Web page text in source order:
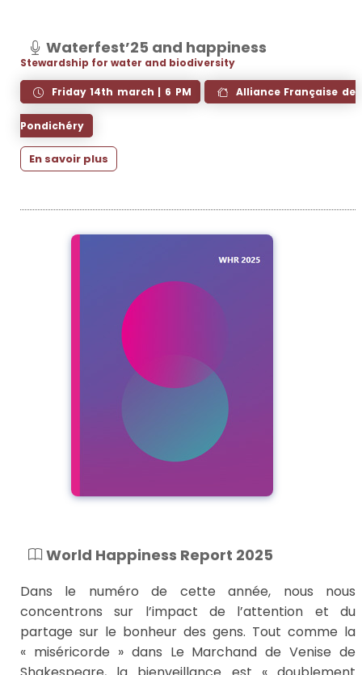
Waterfest’25 and happiness
Stewardship for water and biodiversity
Friday 14th march | 6 PM Alliance Française de
Pondichéry
En savoir plus
World Happiness Report 2025
Dans le numéro de cette année, nous nous
concentrons sur l’impact de l’attention et du
partage sur le bonheur des gens. Tout comme la
« miséricorde » dans Le Marchand de Venise de